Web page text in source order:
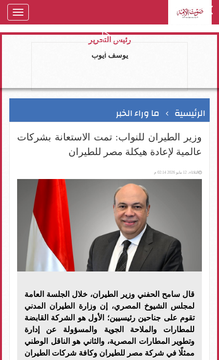
رئيس التحرير
يوسف ايوب
الرئيسية ما وراء الخبر
وزير الطيران للنواب: تمت الاستعانة بشركات
عالمية لإعادة هيكلة مصر للطيران
الثلاثاء، 12 مايو 2026 02:14 م
قال سامح الحفني وزير الطيران، خلال الجلسة العامة
لمجلس الشيوخ المصري، إن وزارة الطيران المدني
تقوم على جناحين رئيسيين؛ الأول هو الشركة القابضة
للمطارات والملاحة الجوية والمسؤولة عن إدارة
وتطوير المطارات المصرية، والثاني هو الناقل الوطني
ممثلًا في شركة مصر للطيران وكافة شركات الطيران